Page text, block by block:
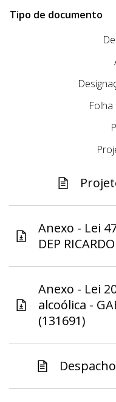
Tipo de documento
Anexo - Lei
DEP
Anexo - Lei
alcoólica -
(131691)